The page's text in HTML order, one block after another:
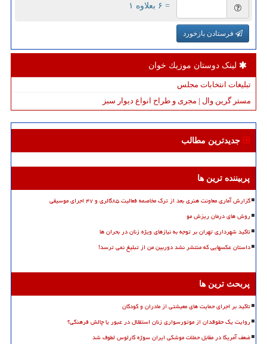
= ۶ بعلاوه ۱
فرستادن بازخورد
لینک دوستان موزیك خوان
تبلیغات انتخابات مجلس
مستر گرین وال | مجری و طراح انواع دیوار سبز
جدیدترین مطالب
پربیننده ترین ها
گزارش آماری معاونت هنری بعد از ترک مخاصمه فعالیت ۸۵گالری و ۴۷ اجرای موسیقی
روش های درمان ریزش مو
تاکید شهرداری تهران بر توجه به نیازهای ویژه زنان در بحران ها
داستان عکسهایی که منتشر نشد دوربین من از تبلیغ نمی ترسد!
پربحث ترین ها
تاکید بر اجرای حمایت های معیشتی از مادران و کودکان
روایت یک حقوقدان از موتورسواری زنان استقلال در عبور یا چالش فرهنگی؟
ضعف آمریکا در مقابل حملات موشکی ایران سوژه کارلوس لطوف شد